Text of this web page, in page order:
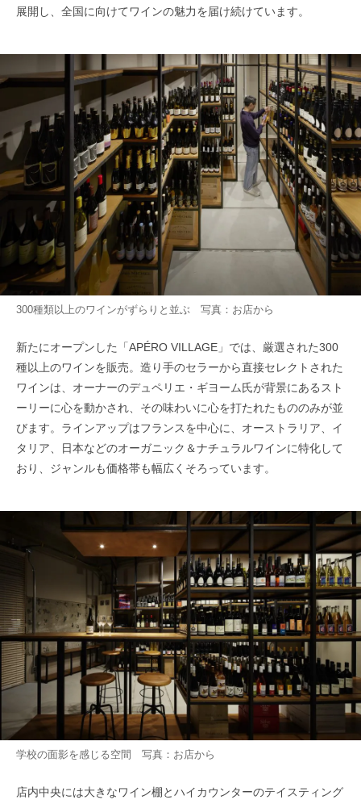
展開し、全国に向けてワインの魅力を届け続けています。
300種類以上のワインがずらりと並ぶ 写真：お店から
新たにオープンした「APÉRO VILLAGE」では、厳選された300
種以上のワインを販売。造り手のセラーから直接セレクトされた
ワインは、オーナーのデュペリエ・ギヨーム氏が背景にあるスト
ーリーに心を動かされ、その味わいに心を打たれたもののみが並
びます。ラインアップはフランスを中心に、オーストラリア、イ
タリア、日本などのオーガニック＆ナチュラルワインに特化して
おり、ジャンルも価格帯も幅広くそろっています。
学校の面影を感じる空間 写真：お店から
店内中央には大きなワイン棚とハイカウンターのテイスティング